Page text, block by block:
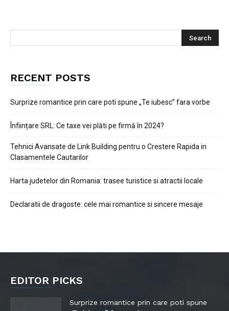
RECENT POSTS
Surprize romantice prin care poti spune „Te iubesc” fara vorbe
Înființare SRL: Ce taxe vei plăti pe firmă în 2024?
Tehnici Avansate de Link Building pentru o Crestere Rapida in
Clasamentele Cautarilor
Harta judetelor din Romania: trasee turistice si atractii locale
Declaratii de dragoste: cele mai romantice si sincere mesaje
EDITOR PICKS
Surprize romantice prin care poti spune